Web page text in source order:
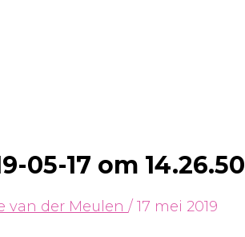
05-17 om 14.26.50
van der Meulen / 17 mei 2019